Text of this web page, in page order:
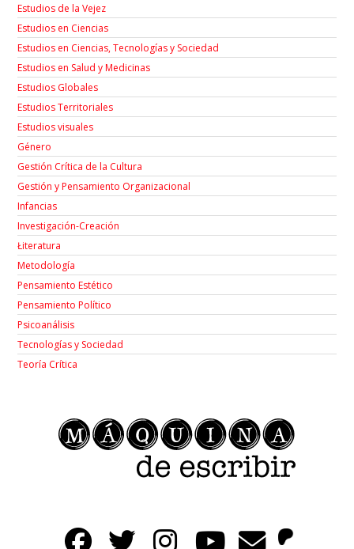
Estudios de la Vejez
Estudios en Ciencias
Estudios en Ciencias, Tecnologías y Sociedad
Estudios en Salud y Medicinas
Estudios Globales
Estudios Territoriales
Estudios visuales
Género
Gestión Crítica de la Cultura
Gestión y Pensamiento Organizacional
Infancias
Investigación-Creación
Łiteratura
Metodología
Pensamiento Estético
Pensamiento Político
Psicoanálisis
Tecnologías y Sociedad
Teoría Crítica